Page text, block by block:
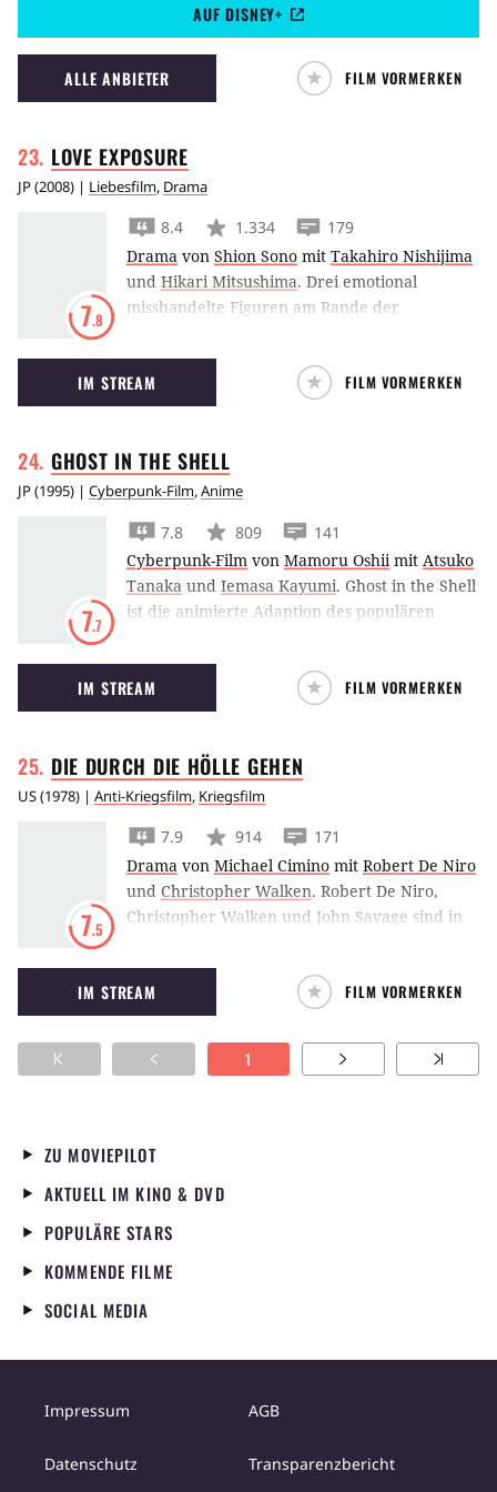
einem Rettungsboot wieder.
AUF DISNEY+
ALLE ANBIETER FILM VORMERKEN
LOVE EXPOSURE
JP(2008) | Liebesfilm, Drama
7.8
8.4 1.334
179
Drama von Shion Sono mit Takahiro Nishijima
und Hikari Mitsushima. Drei emotional
misshandelte Figuren am Rande der
verworrenen Dreiecksbeziehung.
IM STREAM FILM VORMERKEN
GHOST IN THE SHELL
JP(1995) | Cyberpunk-Film,Anime
7.7
7.8 809
141
Cyberpunk-Film von Mamoru Oshiimit Atsuko
Tanaka und Iemasa Kayumi. Ghost in the Shell
ist die animierte Adaption des populären
IM STREAM FILM VORMERKEN
DIE DURCH DIE HÖLLE GEHEN
US(1978) | Anti-Kriegsfilm, Kriegsfilm
7.5
7.9 914
171
Drama von Michael Cimino mit Robert De Niro
und Christopher Walken. Robert De Niro,
Christopher Walken und John Savage sind in
Kriegsdrama drei Freunde, die durch die
Hölle gehen.
IM STREAM FILM VORMERKEN
1
ZU MOVIEPILOT
AKTUELL IM KINO & DVD
POPULÄRE STARS
KOMMENDE FILME
SOCIAL MEDIA
Impressum AGB
Datenschutz Transparenzbericht